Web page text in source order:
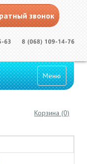
звонок
Меню
Корзина (0)